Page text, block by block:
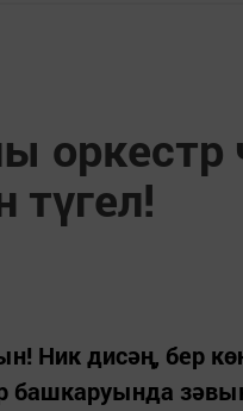
Ник дисәң, бер
башкаруында